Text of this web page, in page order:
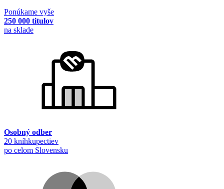
Ponúkame vyše
250 000 titulov
na sklade
Osobný odber
20 kníhkupectiev
po celom Slovensku